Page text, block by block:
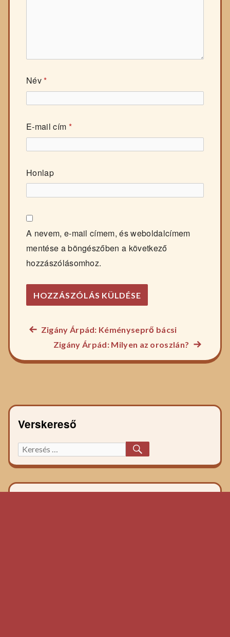
Név*
E-mail cím *
Honlap
A nevem, e-mail címem, és weboldalcímem
mentése a böngészőben a következő
hozzászólásomhoz.
Bejegyzés
navigáció
Előző
főzelék
recept:
Zigány Árpád: Kéményseprő bácsi
Zigány Árpád: Milyen az oroszlán?
főzelék
Verskereső
Keresett
főzelék